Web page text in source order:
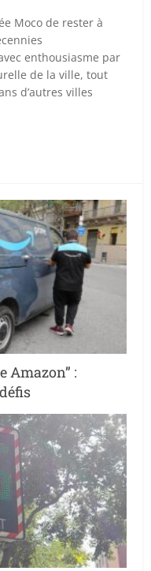
Moco de rester à
enthousiasme par
de la ville, tout
d’autres villes
Amazon” :